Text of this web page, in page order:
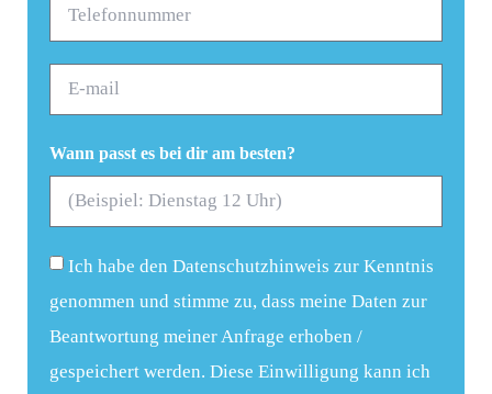
Wann passt es bei dir am besten?
Ich habe den Datenschutzhinweis zur Kenntnis
genommen und stimme zu, dass meine Daten zur
Beantwortung meiner Anfrage erhoben /
gespeichert werden. Diese Einwilligung kann ich